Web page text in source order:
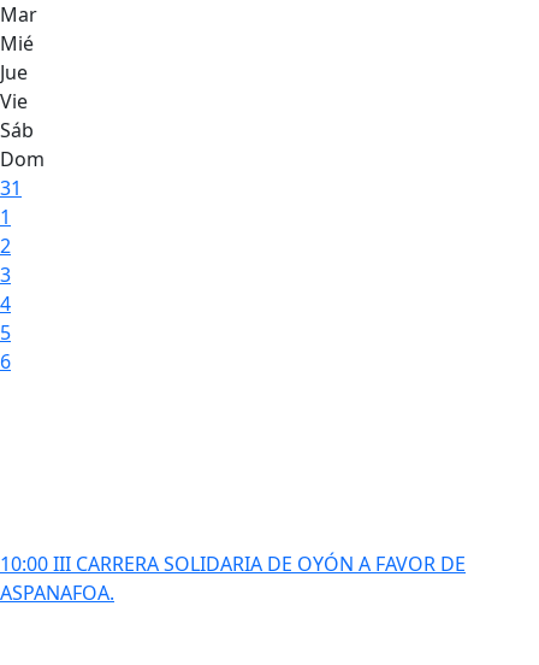
Mar
Mié
Jue
Vie
Sáb
Dom
31
1
2
3
4
5
6
10:00 III CARRERA SOLIDARIA DE OYÓN A FAVOR DE
ASPANAFOA.